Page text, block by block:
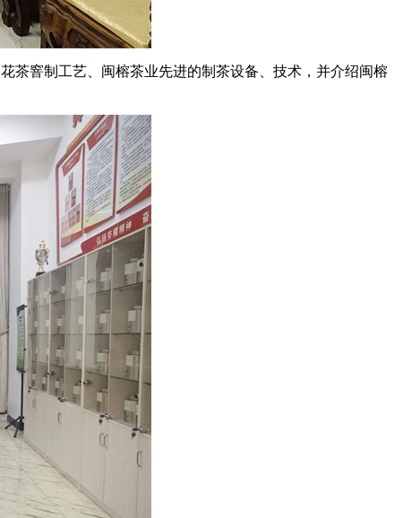
茶窨制工艺、闽榕茶业先进的制茶设备、技术，并介绍闽榕